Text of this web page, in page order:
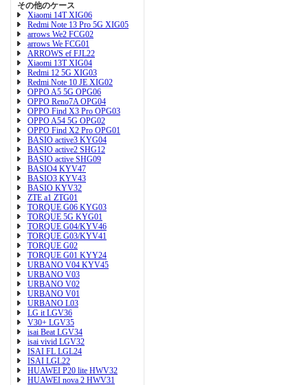
その他のケース
Xiaomi 14T XIG06
Redmi Note 13 Pro 5G XIG05
arrows We2 FCG02
arrows We FCG01
ARROWS ef FJL22
Xiaomi 13T XIG04
Redmi 12 5G XIG03
Redmi Note 10 JE XIG02
OPPO A5 5G OPG06
OPPO Reno7A OPG04
OPPO Find X3 Pro OPG03
OPPO A54 5G OPG02
OPPO Find X2 Pro OPG01
BASIO active3 KYG04
BASIO active2 SHG12
BASIO active SHG09
BASIO4 KYV47
BASIO3 KYV43
BASIO KYV32
ZTE a1 ZTG01
TORQUE G06 KYG03
TORQUE 5G KYG01
TORQUE G04/KYV46
TORQUE G03/KYV41
TORQUE G02
TORQUE G01 KYY24
URBANO V04 KYV45
URBANO V03
URBANO V02
URBANO V01
URBANO L03
LG it LGV36
V30+ LGV35
isai Beat LGV34
isai vivid LGV32
ISAI FL LGL24
ISAI LGL22
HUAWEI P20 lite HWV32
HUAWEI nova 2 HWV31